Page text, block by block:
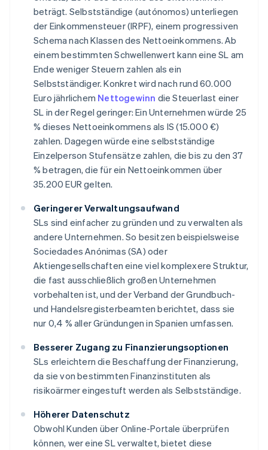
beträgt. Selbstständige (autónomos) unterliegen
der Einkommensteuer (IRPF), einem progressiven
Schema nach Klassen des Nettoeinkommens. Ab
einem bestimmten Schwellenwert kann eine SL am
Ende weniger Steuern zahlen als ein
Selbstständiger. Konkret wird nach rund 60.000
Euro jährlichem Nettogewinn die Steuerlast einer
SL in der Regel geringer: Ein Unternehmen würde 25
% dieses Nettoeinkommens als IS (15.000 €)
zahlen. Dagegen würde eine selbstständige
Einzelperson Stufensätze zahlen, die bis zu den 37
% betragen, die für ein Nettoeinkommen über
35.200 EUR gelten.
Geringerer Verwaltungsaufwand
SLs sind einfacher zu gründen und zu verwalten als
andere Unternehmen. So besitzen beispielsweise
Sociedades Anónimas (SA) oder
Aktiengesellschaften eine viel komplexere Struktur,
die fast ausschließlich großen Unternehmen
vorbehalten ist, und der Verband der Grundbuch-
und Handelsregisterbeamten berichtet, dass sie
nur 0,4 % aller Gründungen in Spanien umfassen.
Besserer Zugang zu Finanzierungsoptionen
SLs erleichtern die Beschaffung der Finanzierung,
da sie von bestimmten Finanzinstituten als
risikoärmer eingestuft werden als Selbstständige.
Höherer Datenschutz
Obwohl Kunden über Online-Portale überprüfen
können, wer eine SL verwaltet, bietet diese